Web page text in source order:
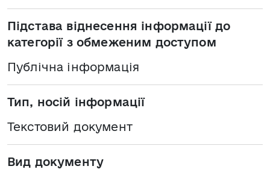
Підстава віднесення інформації до
категорії з обмеженим доступом
Публічна інформація
Тип, носій інформації
Текстовий документ
Вид документу